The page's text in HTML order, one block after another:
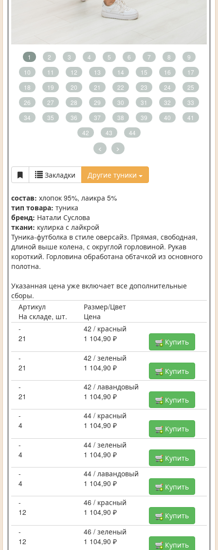
1 2 3 4 5 6 7 8
9
10
11 12 13 14 15 16
17
18
19 20 21 22 23 24
25
26
27 28 29 30 31 32
33
34
35 36 37 38 39 40
41
42
43 44
< >
Закладки Другие туники
состав: хлопок 95%, лаикра 5%
тип товара: туника
бренд: Натали Суслова
ткани: кулирка с лайкрой
Туника-футболка в стиле оверсайз. Прямая, свободная,
длиной выше колена, с округлой горловиной. Рукав
короткий. Горловина обработана обтачкой из основного
полотна.
Указанная цена уже включает все дополнительные
сборы.
Артикул
Размер/Цвет
На складе, шт.
Цена
-
42 / красный
21
1 104,90 ₽
Купить
-
42 / зеленый
21
1 104,90 ₽
Купить
-
42 / лавандовый
21
1 104,90 ₽
Купить
-
44 / красный
4
1 104,90 ₽
Купить
-
44 / зеленый
4
1 104,90 ₽
Купить
-
44 / лавандовый
4
1 104,90 ₽
Купить
-
46 / красный
12
1 104,90 ₽
Купить
-
46 / зеленый
12
1 104,90 ₽
Купить